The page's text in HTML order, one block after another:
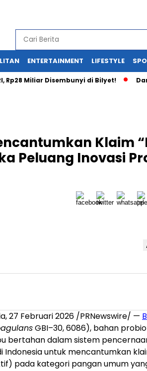
ENTERTAINMENT LIFESTYLE
Miliar Disembunyi di Bilyet!
Klaim
Peluang Inovasi
27 Februari 2026 /PRNewswire/ —
GBI–30, 6086), bahan
bertahan dalam sistem
Indonesia untuk mencantumkan
pada kategori pangan umum